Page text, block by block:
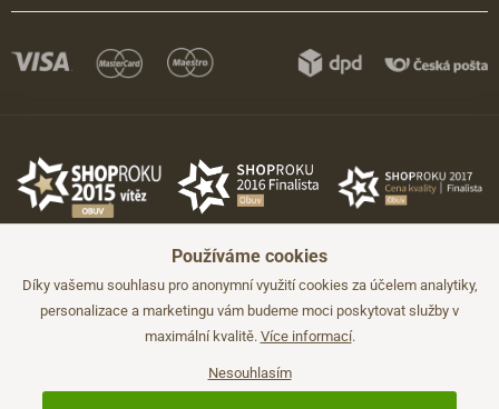
©2026 JADI.cz. Užití materiálů bez souhlasu není možné.
Používáme cookies
Díky vašemu souhlasu pro anonymní využití cookies za účelem analytiky,
personalizace a marketingu vám budeme moci poskytovat služby v
maximální kvalitě. Více informací.
Nesouhlasím